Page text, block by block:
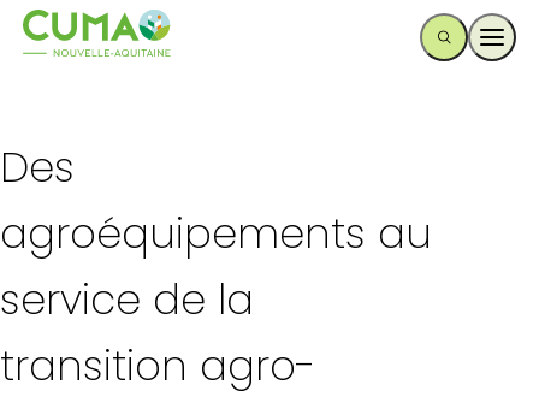
Des
agroéquipements au
service de la
transition agro-